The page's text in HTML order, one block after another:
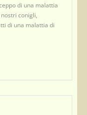
di una malattia
conigli,
di una malattia di